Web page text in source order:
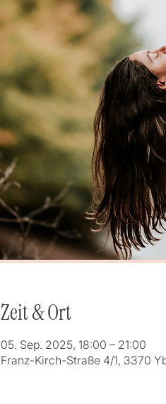
Zeit & Ort
05. Sep. 2025, 18:00 – 21:00
Franz-Kirch-Straße 4/1, 3370